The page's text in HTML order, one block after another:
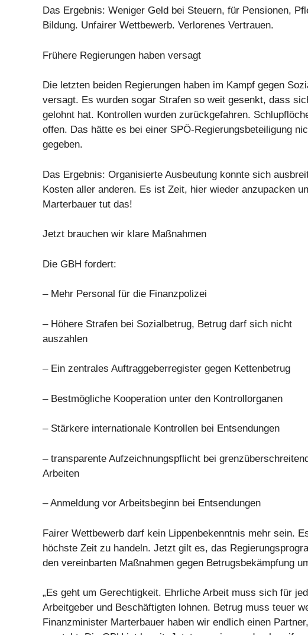
Das Ergebnis: Weniger Geld bei Steuern, für Pensionen,
Bildung. Unfairer Wettbewerb. Verlorenes Vertrauen.
Frühere Regierungen haben versagt
Die letzten beiden Regierungen haben im Kampf gegen
versagt. Es wurden sogar Strafen so weit gesenkt, dass
gelohnt hat. Kontrollen wurden zurückgefahren.
offen. Das hätte es bei einer SPÖ-Regierungsbeteiligung
gegeben.
Das Ergebnis: Organisierte Ausbeutung konnte sich
Kosten aller anderen. Es ist Zeit, hier wieder anzupacken
Marterbauer tut das!
Jetzt brauchen wir klare Maßnahmen
Die GBH fordert:
– Mehr Personal für die Finanzpolizei
– Höhere Strafen bei Sozialbetrug, Betrug darf sich nicht
auszahlen
– Ein zentrales Auftraggeberregister gegen Kettenbetrug
– Bestmögliche Kooperation unter den Kontrollorganen
– Stärkere internationale Kontrollen bei Entsendungen
– transparente Aufzeichnungspflicht bei
Arbeiten
– Anmeldung vor Arbeitsbeginn bei Entsendungen
Fairer Wettbewerb darf kein Lippenbekenntnis mehr sein.
höchste Zeit zu handeln. Jetzt gilt es, das
den vereinbarten Maßnahmen gegen Betrugsbekämpfung
„Es geht um Gerechtigkeit. Ehrliche Arbeit muss sich für
Arbeitgeber und Beschäftigten lohnen. Betrug muss teuer
Finanzminister Marterbauer haben wir endlich einen